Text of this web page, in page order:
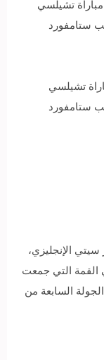
تشيلسي
ستامفورد
الإنجليزي،
فريق تشيلسي «1-0»، في القمة التي جمعت
السابعة من